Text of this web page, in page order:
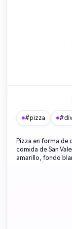
#pizza
Pizza en forma
comida de San
amarillo, fondo